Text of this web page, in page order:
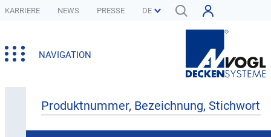
KARRIERE NEWS PRESSE
NAVIGATION
Produkte